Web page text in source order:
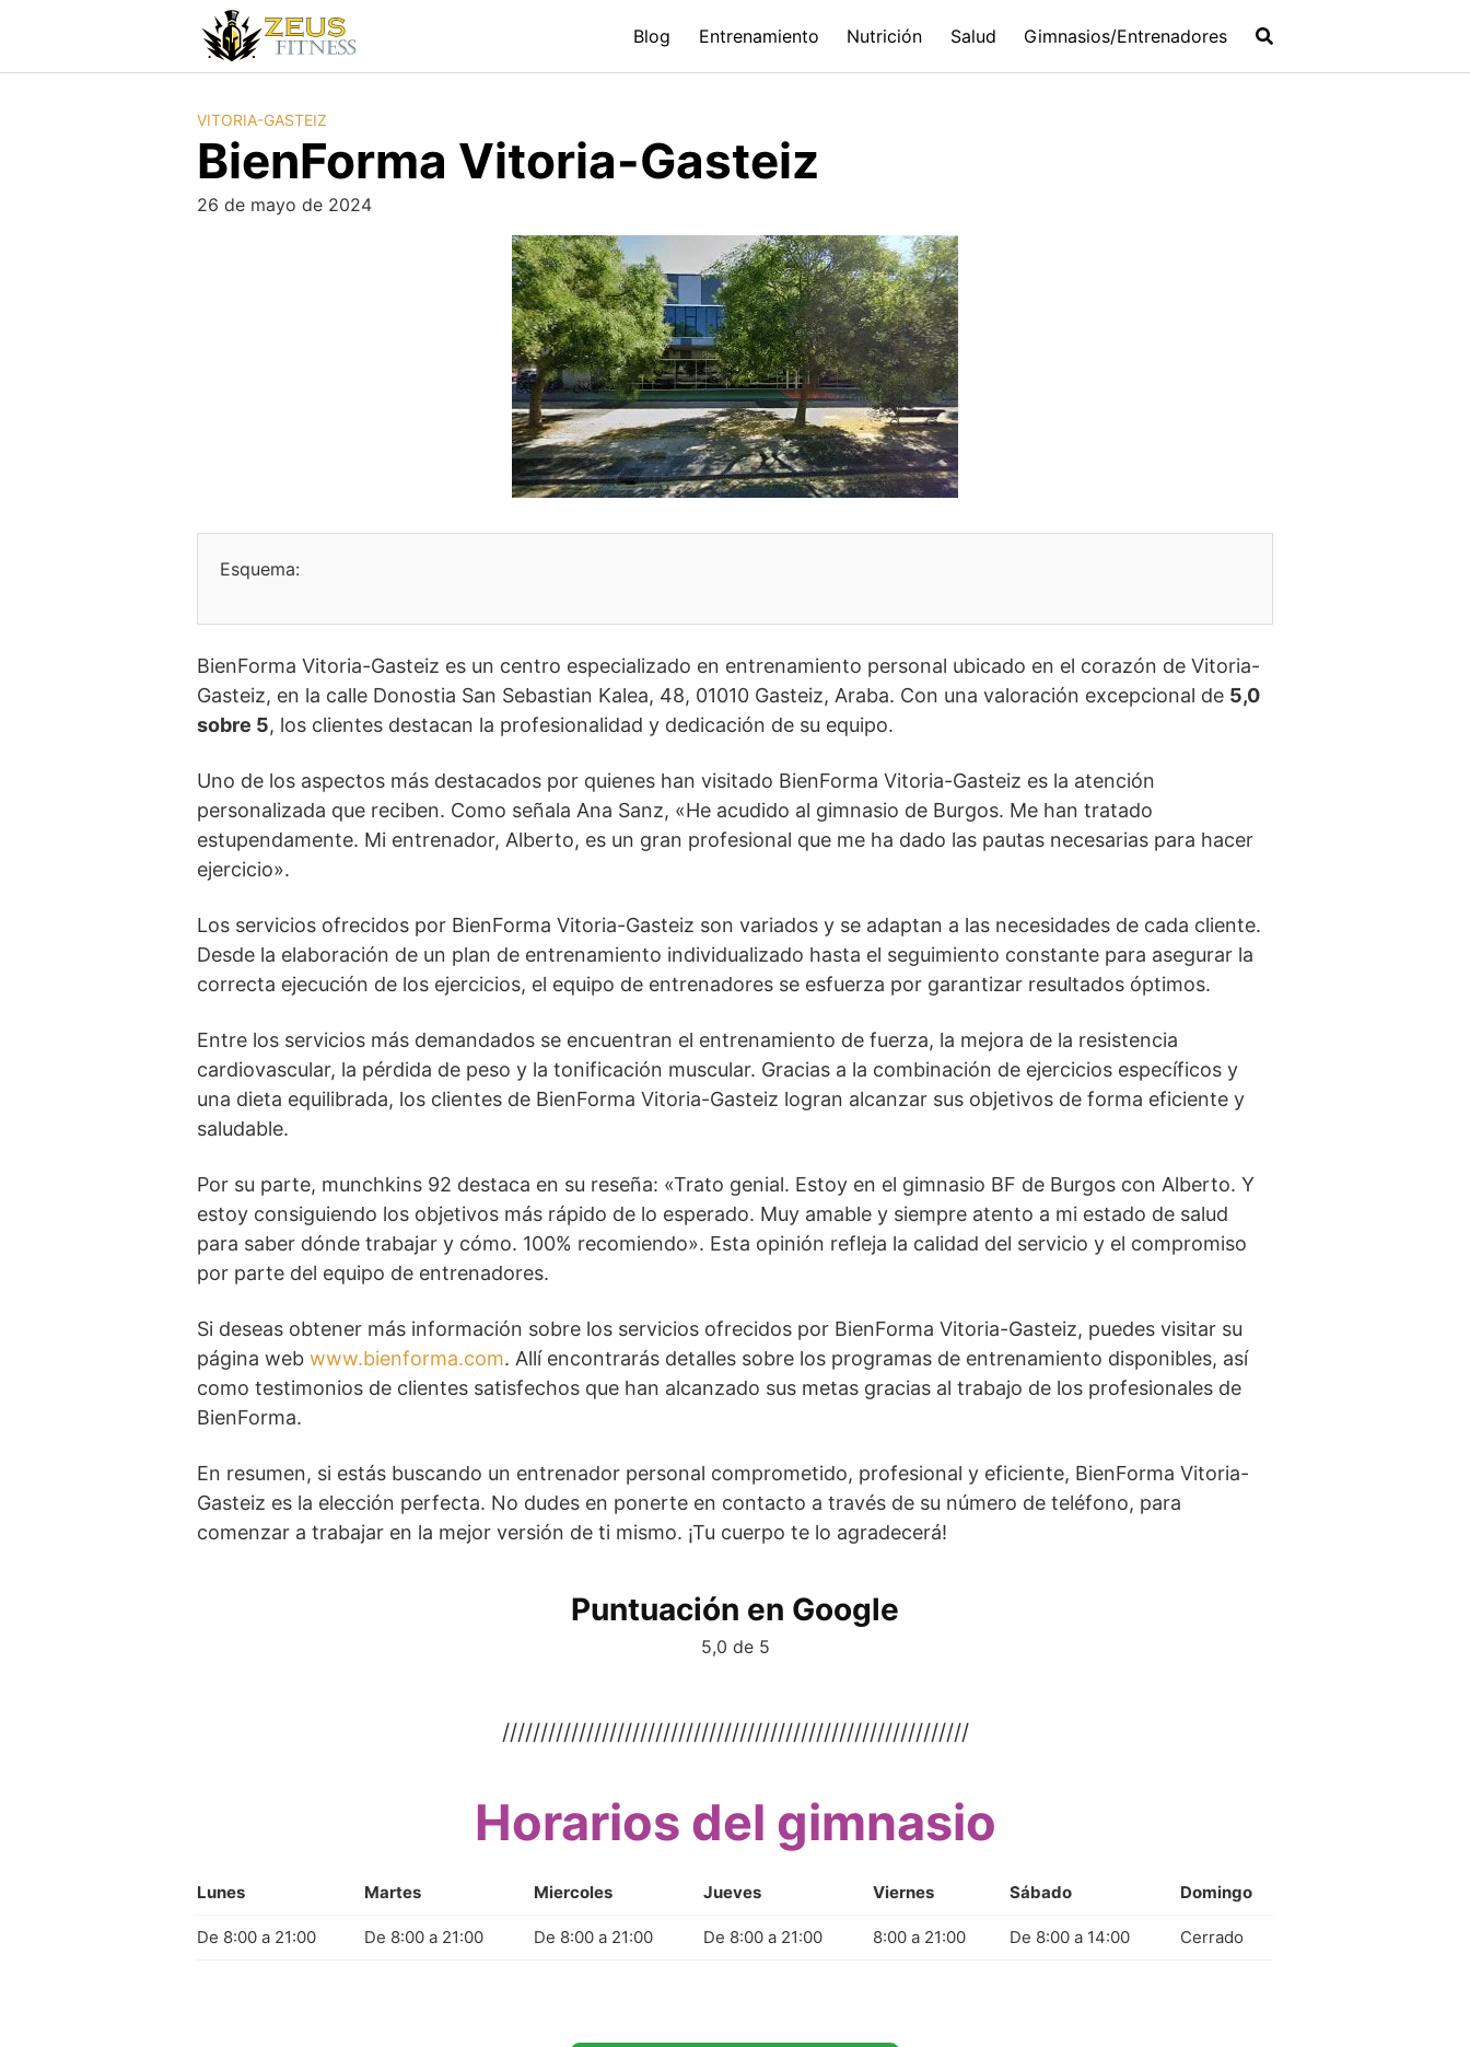
Blog Entrenamiento Nutrición Salud Gimnasios/Entrenadores
VITORIA-GASTEIZ
BienForma Vitoria-Gasteiz
26 de mayo de 2024
Esquema:
BienForma Vitoria-Gasteiz es un centro especializado en entrenamiento personal ubicado en el corazón de Vitoria-
Gasteiz, en la calle Donostia San Sebastian Kalea, 48, 01010 Gasteiz, Araba. Con una valoración excepcional de 5,0
sobre 5, los clientes destacan la profesionalidad y dedicación de su equipo.
Uno de los aspectos más destacados por quienes han visitado BienForma Vitoria-Gasteiz es la atención
personalizada que reciben. Como señala Ana Sanz, «He acudido al gimnasio de Burgos. Me han tratado
estupendamente. Mi entrenador, Alberto, es un gran profesional que me ha dado las pautas necesarias para hacer
ejercicio».
Los servicios ofrecidos por BienForma Vitoria-Gasteiz son variados y se adaptan a las necesidades de cada cliente.
Desde la elaboración de un plan de entrenamiento individualizado hasta el seguimiento constante para asegurar la
correcta ejecución de los ejercicios, el equipo de entrenadores se esfuerza por garantizar resultados óptimos.
Entre los servicios más demandados se encuentran el entrenamiento de fuerza, la mejora de la resistencia
cardiovascular, la pérdida de peso y la tonificación muscular. Gracias a la combinación de ejercicios específicos y
una dieta equilibrada, los clientes de BienForma Vitoria-Gasteiz logran alcanzar sus objetivos de forma eficiente y
saludable.
Por su parte, munchkins 92 destaca en su reseña: «Trato genial. Estoy en el gimnasio BF de Burgos con Alberto. Y
estoy consiguiendo los objetivos más rápido de lo esperado. Muy amable y siempre atento a mi estado de salud
para saber dónde trabajar y cómo. 100% recomiendo». Esta opinión refleja la calidad del servicio y el compromiso
por parte del equipo de entrenadores.
Si deseas obtener más información sobre los servicios ofrecidos por BienForma Vitoria-Gasteiz, puedes visitar su
página web www.bienforma.com. Allí encontrarás detalles sobre los programas de entrenamiento disponibles, así
como testimonios de clientes satisfechos que han alcanzado sus metas gracias al trabajo de los profesionales de
BienForma.
En resumen, si estás buscando un entrenador personal comprometido, profesional y eficiente, BienForma Vitoria-
Gasteiz es la elección perfecta. No dudes en ponerte en contacto a través de su número de teléfono, para
comenzar a trabajar en la mejor versión de ti mismo. ¡Tu cuerpo te lo agradecerá!
Puntuación en Google
5,0 de 5
/////////////////////////////////////////////////////////////
Horarios del gimnasio
Lunes Martes Miercoles Jueves Viernes Sábado Domingo
De 8:00 a 21:00 De 8:00 a 21:00 De 8:00 a 21:00 De 8:00 a 21:00 8:00 a 21:00 De 8:00 a 14:00 Cerrado